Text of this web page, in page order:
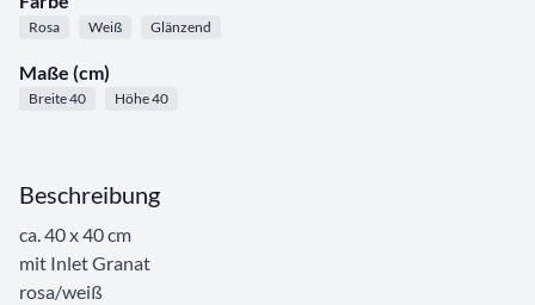
Rosa Weiß Glänzend
Maße (cm)
Breite 40 Höhe 40
Beschreibung
ca. 40 x 40 cm
mit Inlet Granat
rosa/weiß